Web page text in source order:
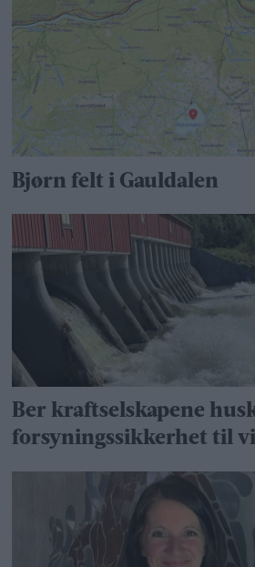
Bjørn felt i Gauldalen
Ber kraftselskapene
forsyningssikkerhet til